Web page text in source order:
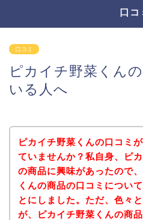
口コ
口コミ
ピカイチ野菜くん
いる人へ
ピカイチ野菜くんの口コミ
ていませんか？私自身、ピ
の商品に興味があったので
くんの商品の口コミについ
とにしました。ただ、色々
が、ピカイチ野菜くんの商